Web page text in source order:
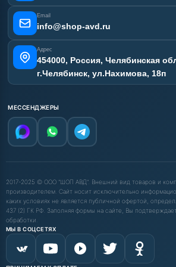
Email
info@shop-avd.ru
Адрес
454000, Россия, Челябинская
г.Челябинск, ул.Нахимова, 18п
МЕССЕНДЖЕРЫ
2017-2025 © ООО "ШОП АВД". Внешний вид товаров и
производителем. Сайт носит исключительно
каких условиях не является публичной офертой,
437 (2) ГК РФ. Заполняя формы на сайте, Вы
обработки.
МЫ В СОЦСЕТЯХ